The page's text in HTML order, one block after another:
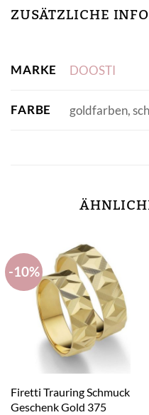
ZUSÄTZLICHE
MARKE DOOSTI
FARBE goldfarben,
-10%
Firetti Trauring Schmuck
Geschenk Gold 375